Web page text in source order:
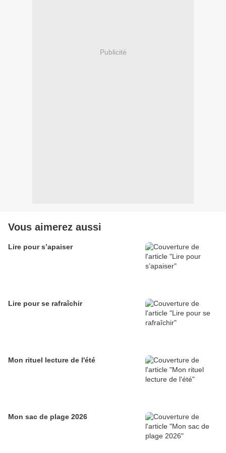
Publicité
Vous aimerez aussi
Lire pour s’apaiser
Lire pour se rafraîchir
Mon rituel lecture de l'été
Mon sac de plage 2026